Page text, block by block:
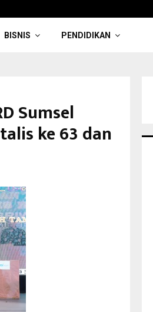
BISNIS PENDIDIKAN
Sumsel
ke 63 dan